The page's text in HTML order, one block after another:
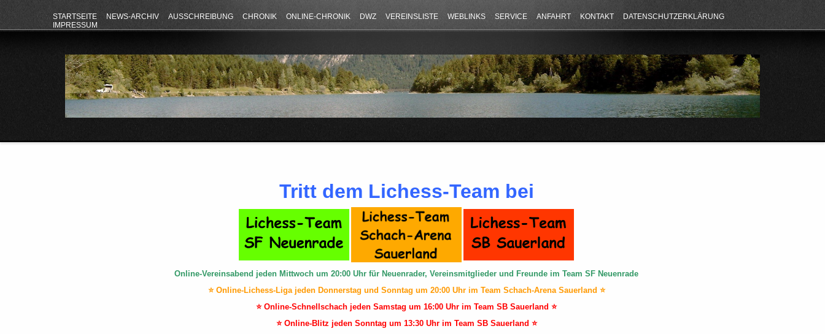
STARTSEITE NEWS-ARCHIV AUSSCHREIBUNG CHRONIK ONLINE-CHRONIK DWZ VEREINSLISTE WEBLINKS SERVICE ANFAHRT KONTAKT
DATENSCHUTZERKLÄRUNG
IMPRESSUM
Tritt dem Lichess-Team bei
Online-Vereinsabend jeden Mittwoch um 20:00 Uhr für Neuenrader, Vereinsmitglieder und Freunde im Team SF Neuenrade
⭐ Online-Lichess-Liga jeden Donnerstag und Sonntag um 20:00 Uhr im Team Schach-Arena Sauerland ⭐
⭐ Online-Schnellschach jeden Samstag um 16:00 Uhr im Team SB Sauerland ⭐
⭐ Online-Blitz jeden Sonntag um 13:30 Uhr im Team SB Sauerland ⭐